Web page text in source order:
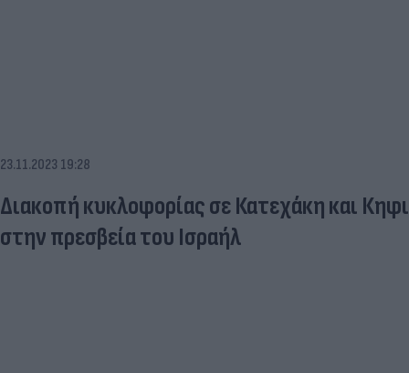
23.11.2023 19:28
Διακοπή κυκλοφορίας σε Κατεχάκη και
στην πρεσβεία του Ισραήλ